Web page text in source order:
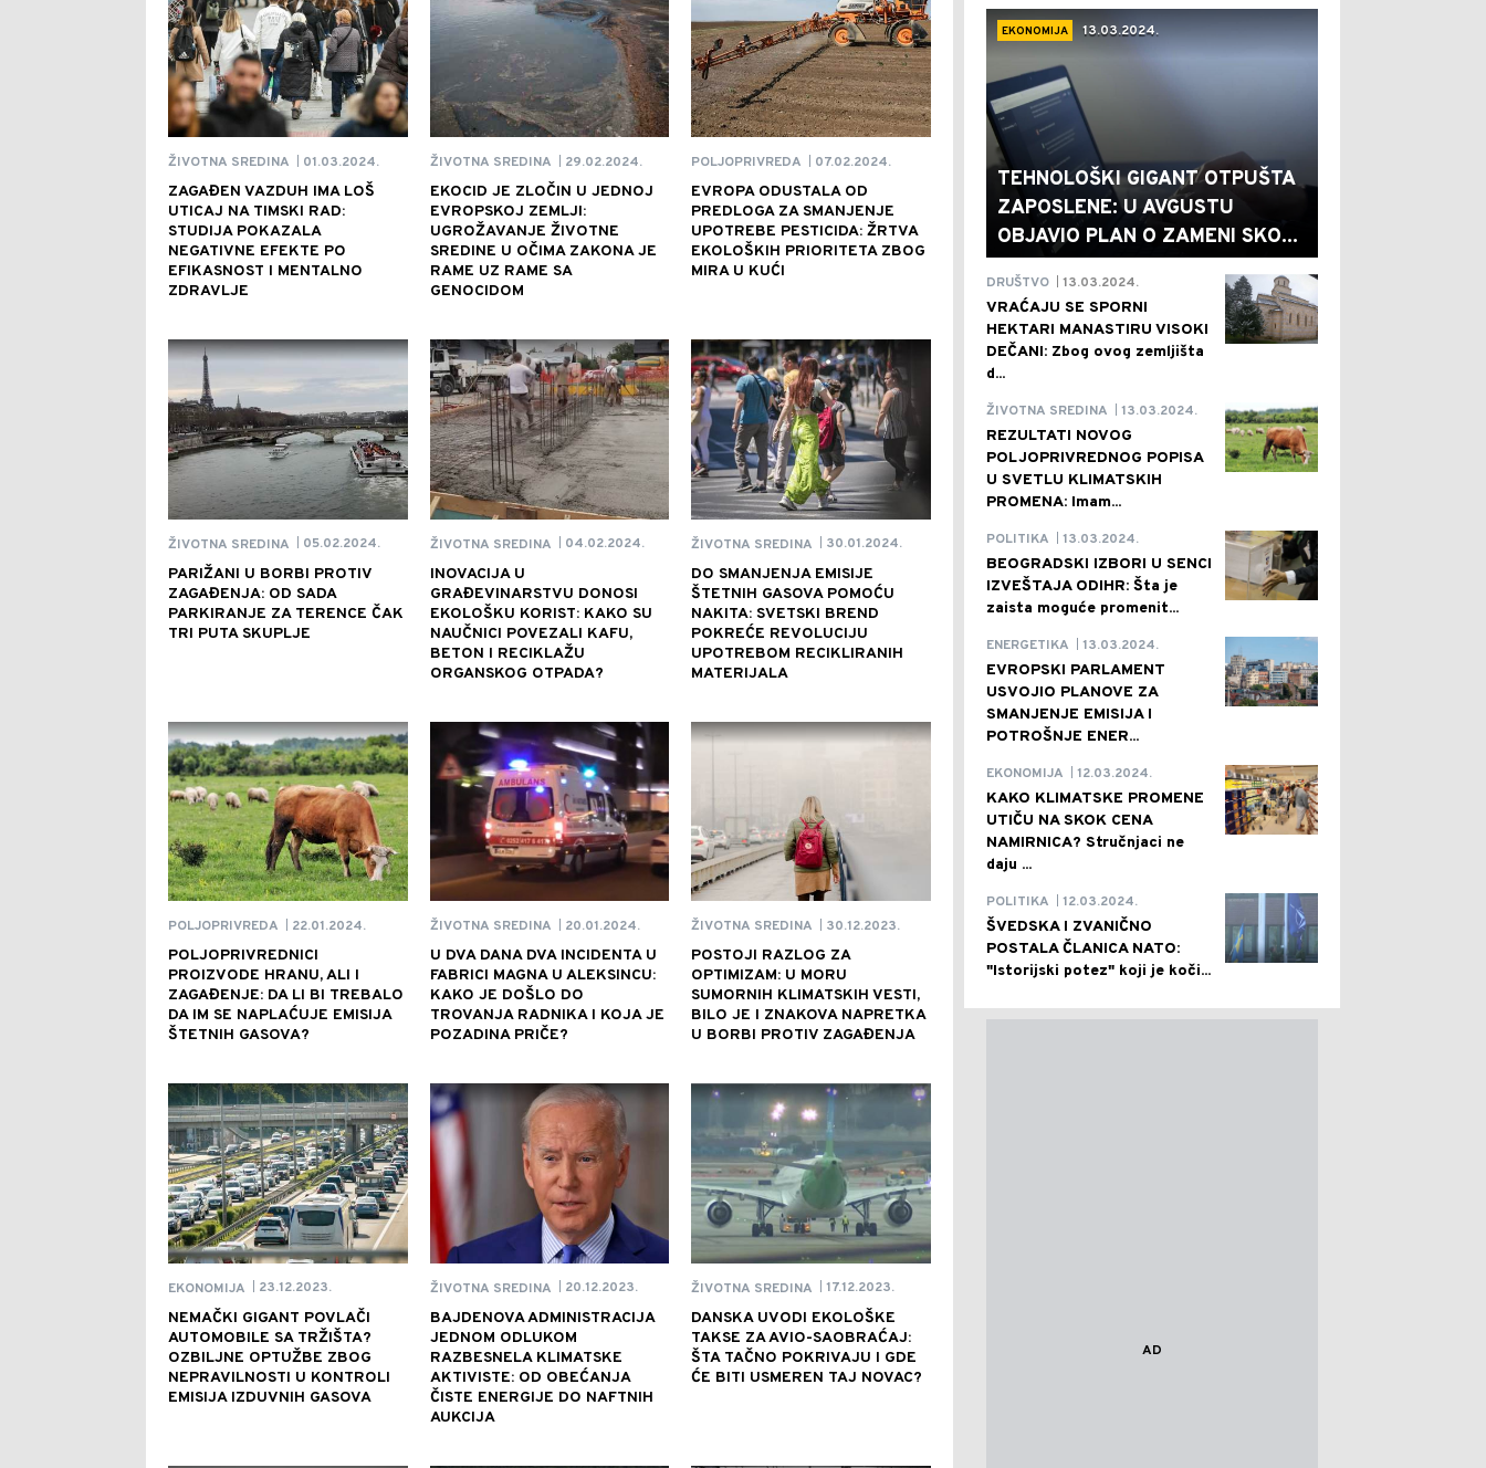
ŽIVOTNA SREDINA 01.03.2024.
ZAGAĐEN VAZDUH IMA LOŠ
UTICAJ NA TIMSKI RAD:
STUDIJA POKAZALA
NEGATIVNE EFEKTE PO
EFIKASNOST I MENTALNO
ZDRAVLJE
ŽIVOTNA SREDINA 29.02.2024.
EKOCID JE ZLOČIN U JEDNOJ
EVROPSKOJ ZEMLJI:
UGROŽAVANJE ŽIVOTNE
SREDINE U OČIMA ZAKONA JE
RAME UZ RAME SA
GENOCIDOM
POLJOPRIVREDA 07.02.2024.
EVROPA ODUSTALA OD
PREDLOGA ZA SMANJENJE
UPOTREBE PESTICIDA: ŽRTVA
EKOLOŠKIH PRIORITETA ZBOG
MIRA U KUĆI
ŽIVOTNA SREDINA 05.02.2024.
PARIŽANI U BORBI PROTIV
ZAGAĐENJA: OD SADA
PARKIRANJE ZA TERENCE ČAK
TRI PUTA SKUPLJE
ŽIVOTNA SREDINA 04.02.2024.
INOVACIJA U
GRAĐEVINARSTVU DONOSI
EKOLOŠKU KORIST: KAKO SU
NAUČNICI POVEZALI KAFU,
BETON I RECIKLAŽU
ORGANSKOG OTPADA?
ŽIVOTNA SREDINA 30.01.2024.
DO SMANJENJA EMISIJE
ŠTETNIH GASOVA POMOĆU
NAKITA: SVETSKI BREND
POKREĆE REVOLUCIJU
UPOTREBOM RECIKLIRANIH
MATERIJALA
POLJOPRIVREDA 22.01.2024.
POLJOPRIVREDNICI
PROIZVODE HRANU, ALI I
ZAGAĐENJE: DA LI BI TREBALO
DA IM SE NAPLAĆUJE EMISIJA
ŠTETNIH GASOVA?
ŽIVOTNA SREDINA 20.01.2024.
U DVA DANA DVA INCIDENTA U
FABRICI MAGNA U ALEKSINCU:
KAKO JE DOŠLO DO
TROVANJA RADNIKA I KOJA JE
POZADINA PRIČE?
ŽIVOTNA SREDINA 30.12.2023.
POSTOJI RAZLOG ZA
OPTIMIZAM: U MORU
SUMORNIH KLIMATSKIH VESTI,
BILO JE I ZNAKOVA NAPRETKA
U BORBI PROTIV ZAGAĐENJA
EKONOMIJA 23.12.2023.
NEMAČKI GIGANT POVLAČI
AUTOMOBILE SA TRŽIŠTA?
OZBILJNE OPTUŽBE ZBOG
NEPRAVILNOSTI U KONTROLI
EMISIJA IZDUVNIH GASOVA
ŽIVOTNA SREDINA 20.12.2023.
BAJDENOVA ADMINISTRACIJA
JEDNOM ODLUKOM
RAZBESNELA KLIMATSKE
AKTIVISTE: OD OBEĆANJA
ČISTE ENERGIJE DO NAFTNIH
AUKCIJA
ŽIVOTNA SREDINA 17.12.2023.
DANSKA UVODI EKOLOŠKE
TAKSE ZA AVIO-SAOBRAĆAJ:
ŠTA TAČNO POKRIVAJU I GDE
ĆE BITI USMEREN TAJ NOVAC?
EKONOMIJA 13.03.2024.
TEHNOLOŠKI GIGANT OTPUŠTA
ZAPOSLENE: U AVGUSTU
OBJAVIO PLAN O ZAMENI SKO...
DRUŠTVO 13.03.2024.
VRAĆAJU SE SPORNI
HEKTARI MANASTIRU VISOKI
DEČANI: Zbog ovog zemljišta
d...
ŽIVOTNA SREDINA 13.03.2024.
REZULTATI NOVOG
POLJOPRIVREDNOG POPISA
U SVETLU KLIMATSKIH
PROMENA: Imam...
POLITIKA 13.03.2024.
BEOGRADSKI IZBORI U SENCI
IZVEŠTAJA ODIHR: Šta je
zaista moguće promenit...
ENERGETIKA 13.03.2024.
EVROPSKI PARLAMENT
USVOJIO PLANOVE ZA
SMANJENJE EMISIJA I
POTROŠNJE ENER...
EKONOMIJA 12.03.2024.
KAKO KLIMATSKE PROMENE
UTIČU NA SKOK CENA
NAMIRNICA? Stručnjaci ne
daju ...
POLITIKA 12.03.2024.
ŠVEDSKA I ZVANIČNO
POSTALA ČLANICA NATO:
"Istorijski potez" koji je koči...